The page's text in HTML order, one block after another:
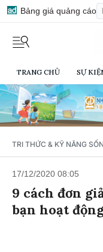
Bảng giá quảng cáo
TRANG CHỦ SỰ
TRI THỨC & KỸ NĂNG
17/12/2020 08:05
9 cách đơn
bạn hoạt